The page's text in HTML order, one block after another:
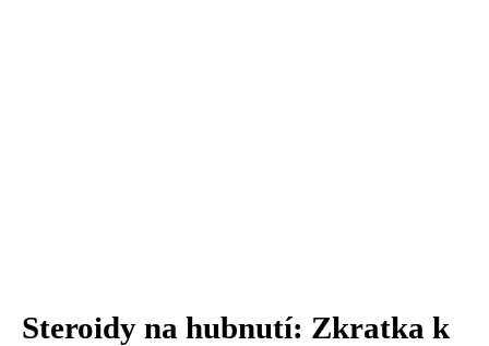
Steroidy na hubnutí: Zkratka k